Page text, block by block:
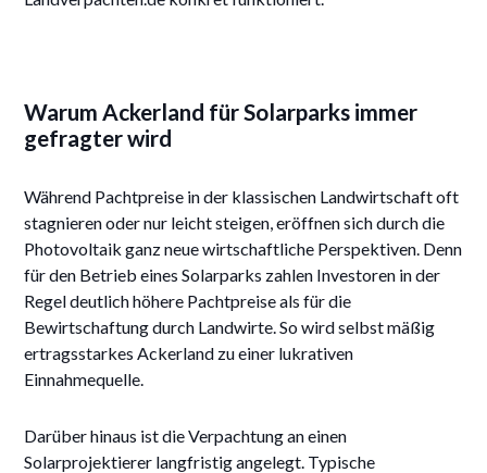
Warum Ackerland für Solarparks immer
gefragter wird
Während Pachtpreise in der klassischen Landwirtschaft oft
stagnieren oder nur leicht steigen, eröffnen sich durch die
Photovoltaik ganz neue wirtschaftliche Perspektiven. Denn
für den Betrieb eines Solarparks zahlen Investoren in der
Regel deutlich höhere Pachtpreise als für die
Bewirtschaftung durch Landwirte. So wird selbst mäßig
ertragsstarkes Ackerland zu einer lukrativen
Einnahmequelle.
Darüber hinaus ist die Verpachtung an einen
Solarprojektierer langfristig angelegt. Typische